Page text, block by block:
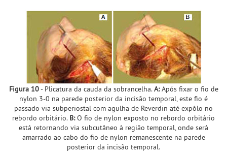
Figura 10- Plicatura da cauda da sobrancelha.A:Após fixar o fio de
nylon 3-0 na parede posterior da incisão temporal, este fio é
passado via subperiostal com agulha de Reverdin até expôlo no
rebordo orbitário. B:O fio de nylon exposto no rebordo orbitário
está retornando via subcutâneo à região temporal, onde será
amarrado ao cabo do fio de nylon remanescente na parede
posterior da incisão temporal.